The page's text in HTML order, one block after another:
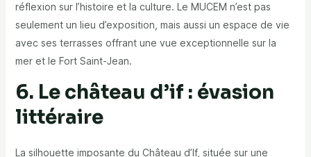
réflexion sur l’histoire et la culture. Le MUCEM n’est pas
seulement un lieu d’exposition, mais aussi un espace de vie
avec ses terrasses offrant une vue exceptionnelle sur la
mer et le Fort Saint-Jean.
6. Le château d’if : évasion
littéraire
La silhouette imposante du Château d’If, située sur une